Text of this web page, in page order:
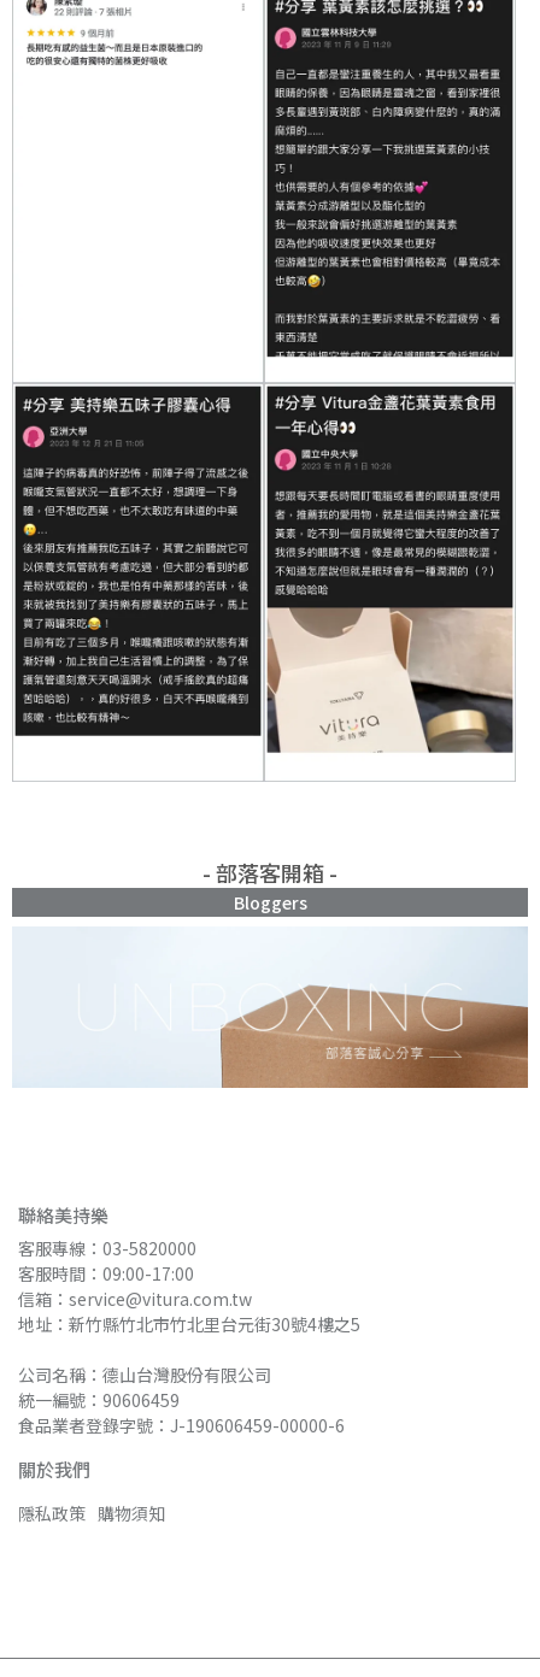
- 部落客開箱 -
Bloggers
聯絡美持樂
客服專線：03-5820000
客服時間：09:00-17:00
信箱：service@vitura.com.tw
地址：新竹縣竹北市竹北里台元街30號4樓之5
公司名稱：德山台灣股份有限公司
統一編號：90606459
食品業者登錄字號：J-190606459-00000-6
關於我們
隱私政策 購物須知